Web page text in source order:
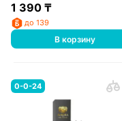
1 390₸
до 139
В корзину
0-0-24